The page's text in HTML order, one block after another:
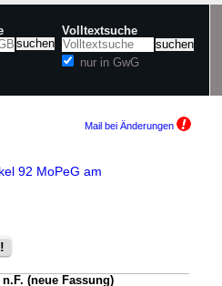
Volltextsuche
nur in GwG
Mail bei Änderungen
92 MoPeG am
n.F. (neue Fassung)